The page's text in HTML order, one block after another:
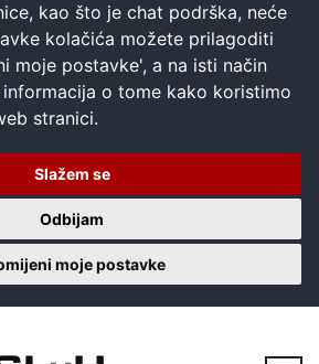
kao što je chat podrška, neće
kolačića možete prilagoditi
moje postavke', a na isti način
o tome kako koristimo
stranici.
Slažem se
Odbijam
moje postavke